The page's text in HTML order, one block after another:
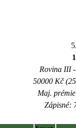
Rovina III
50000 Kč
Maj.
Zápisné: